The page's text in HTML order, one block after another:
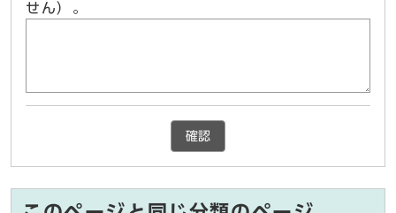
せん）。
確認